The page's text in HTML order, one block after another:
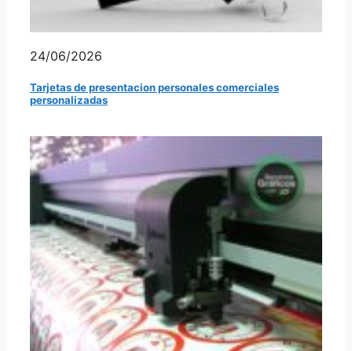
24/06/2026
Tarjetas de presentacion personales comerciales
personalizadas